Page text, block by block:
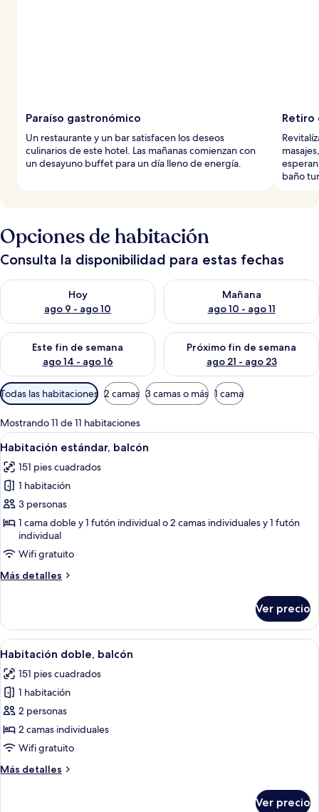
Paraíso gastronómico
Un restaurante y un bar satisfacen los deseos
culinarios de este hotel. Las mañanas comienzan con
un desayuno buffet para un día lleno de energía.
Retiro
baño
Opciones de habitación
Consulta la disponibilidad para estas fechas
Hoy
ago 9 - ago 10
Consulta la disponibilidad para hoy ago 9 - ago 10
Mañana
ago 10 - ago 11
Consulta la disponibilidad
Este fin de semana
ago 14 - ago 16
Consulta la disponibilidad para este fin de semana ago 14 -
Próximo fin de semana
ago 21 - ago 23
Consulta la disponibilidad
Filtros
disponibles
para
las
habitaciones
Todas las habitaciones 2 camas 3 camas o más 1 cama
Mostrando 11 de 11 habitaciones
Abrir
todas
las
fotos
de
Habitación
estándar,
balcón
Habitación de hotel con cama,
7
Habitación estándar, balcón
151 pies cuadrados
1 habitación
3 personas
1 cama doble y 1 futón individual o 2 camas individuales y 1 futón
individual
Wifi gratuito
Más detalles
Más
estándar,
balcón
Ver precio
Abrir
todas
las
fotos
de
Habitación
doble,
Una cama doble con cabecera
10
Habitación doble, balcón
151 pies cuadrados
1 habitación
2 personas
2 camas individuales
Wifi gratuito
Más detalles
Más
Ver precio